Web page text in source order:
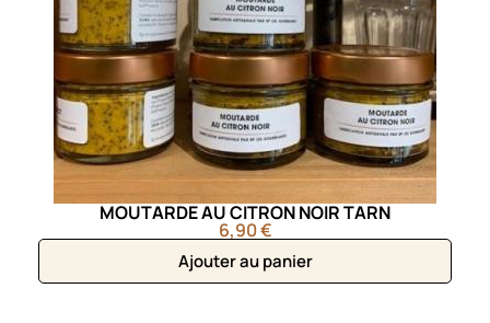
MOUTARDE AU CITRON NOIR TARN
6,90 €
Ajouter au panier